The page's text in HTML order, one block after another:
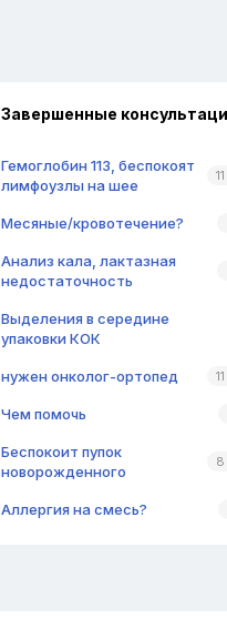
Завершенные
Гемоглобин 113, беспокоят
лимфоузлы на шее
Месяные/кровотечение?
Анализ кала, лактазная
недостаточность
Выделения в середине
упаковки КОК
нужен онколог-ортопед
Чем помочь
Беспокоит пупок
новорожденного
8
Аллергия на смесь?